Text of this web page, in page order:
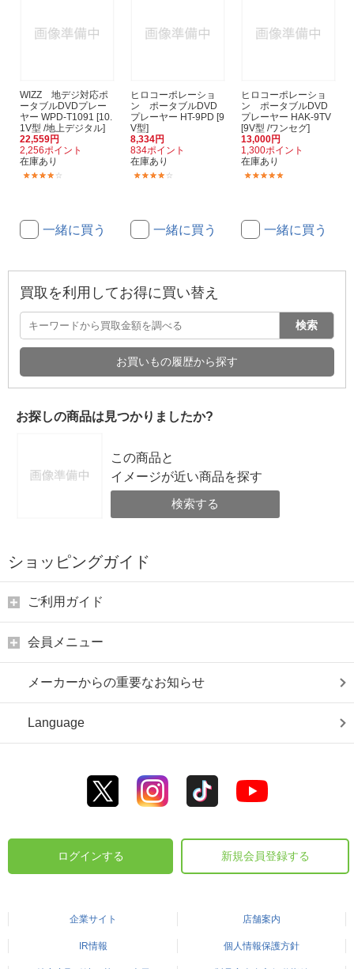
WIZZ 地デジ対応ポ
ータブルDVDプレー
ヤー WPD-T1091 [10.
1V型 /地上デジタル]
22,559円
2,256ポイント
在庫あり
一緒に買う
ヒロコーポレーショ
ン ポータブルDVD
プレーヤー HT-9PD [9
V型]
8,334円
834ポイント
在庫あり
一緒に買う
ヒロコーポレーショ
ン ポータブルDVD
プレーヤー HAK-9TV
[9V型 /ワンセグ]
13,000円
1,300ポイント
在庫あり
一緒に買う
買取を利用してお得に買い替え
検索
お買いもの履歴から探す
お探しの商品は見つかりましたか?
この商品と
イメージが近い商品を探す
検索する
ショッピングガイド
ご利用ガイド
会員メニュー
メーカーからの重要なお知らせ
Language
ログインする 新規会員登録する
企業サイト 店舗案内
IR情報 個人情報保護方針